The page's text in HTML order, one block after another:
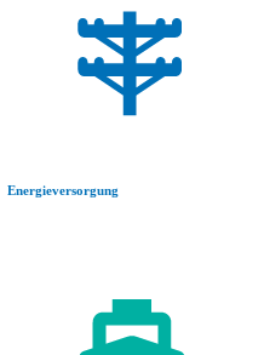
Energieversorgung